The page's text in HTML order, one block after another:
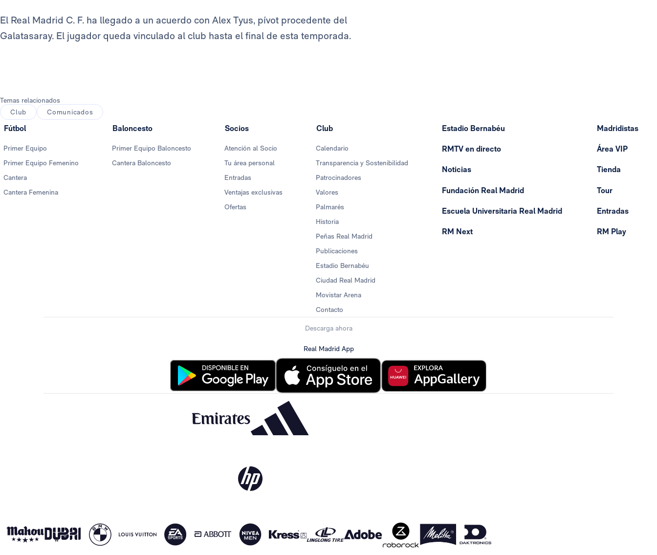
El Real Madrid C. F. ha llegado a un acuerdo con Alex Tyus, pívot procedente del
Galatasaray. El jugador queda vinculado al club hasta el final de esta temporada.
Temas relacionados
Club
Comunicados
Fútbol
Primer Equipo
Primer Equipo Femenino
Cantera
Cantera Femenina
Baloncesto
Primer Equipo Baloncesto
Cantera Baloncesto
Socios
Atención al Socio
Tu área personal
Entradas
Ventajas exclusivas
Ofertas
Club
Calendario
Transparencia y Sostenibilidad
Patrocinadores
Valores
Palmarés
Historia
Peñas Real Madrid
Publicaciones
Estadio Bernabéu
Ciudad Real Madrid
Movistar Arena
Contacto
Estadio Bernabéu
RMTV en directo
Noticias
Fundación Real Madrid
Escuela Universitaria Real Madrid
RM Next
Madridistas
Área VIP
Tienda
Tour
Entradas
RM Play
Descarga ahora
Real Madrid App